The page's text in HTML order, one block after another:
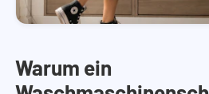
Warum ein